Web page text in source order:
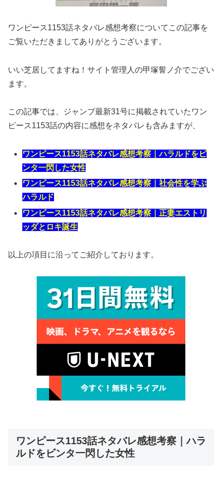
ワンピース1153話ネタバレ感想考察についてこの記事を
ご覧いただきましてありがとうございます。
いい芝居してますね！サイト管理人の甲塚誓ノ介でござい
ます。
この記事では、ジャンプ最新31号に掲載されていたワン
ピース1153話の内容に感想をネタバレも含みますが、
ワンピース1153話ネタバレ感想考察｜ハラルドをビ
ンタ一閃した女性
ワンピース1153話ネタバレ感想考察｜社会性を学ぶ
ハラルド
ワンピース1153話ネタバレ感想考察｜正妻エストリ
ッダとロキ誕生
以上の項目に沿ってご紹介しております。
ワンピース1153話ネタバレ感想考察｜ハラ
ルドをビンタ一閃した女性